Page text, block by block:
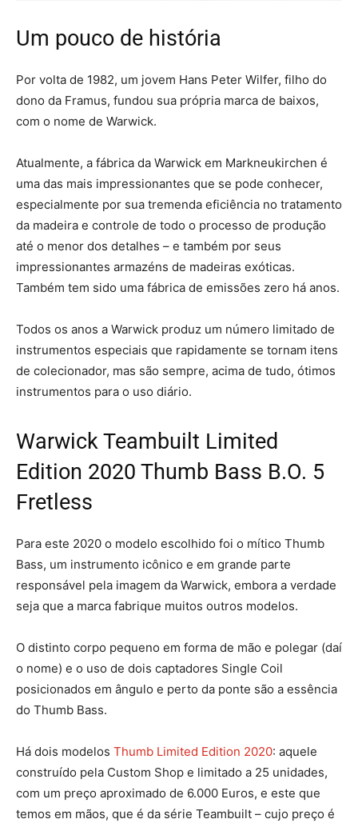
Um pouco de história
Por volta de 1982, um jovem Hans Peter Wilfer, filho do
dono da Framus, fundou sua própria marca de baixos,
com o nome de Warwick.
Atualmente, a fábrica da Warwick em Markneukirchen é
uma das mais impressionantes que se pode conhecer,
especialmente por sua tremenda eficiência no tratamento
da madeira e controle de todo o processo de produção
até o menor dos detalhes – e também por seus
impressionantes armazéns de madeiras exóticas.
Também tem sido uma fábrica de emissões zero há anos.
Todos os anos a Warwick produz um número limitado de
instrumentos especiais que rapidamente se tornam itens
de colecionador, mas são sempre, acima de tudo, ótimos
instrumentos para o uso diário.
Warwick Teambuilt Limited
Edition 2020 Thumb Bass B.O. 5
Fretless
Para este 2020 o modelo escolhido foi o mítico Thumb
Bass, um instrumento icônico e em grande parte
responsável pela imagem da Warwick, embora a verdade
seja que a marca fabrique muitos outros modelos.
O distinto corpo pequeno em forma de mão e polegar (daí
o nome) e o uso de dois captadores Single Coil
posicionados em ângulo e perto da ponte são a essência
do Thumb Bass.
Há dois modelos Thumb Limited Edition 2020: aquele
construído pela Custom Shop e limitado a 25 unidades,
com um preço aproximado de 6.000 Euros, e este que
temos em mãos, que é da série Teambuilt – cujo preço é